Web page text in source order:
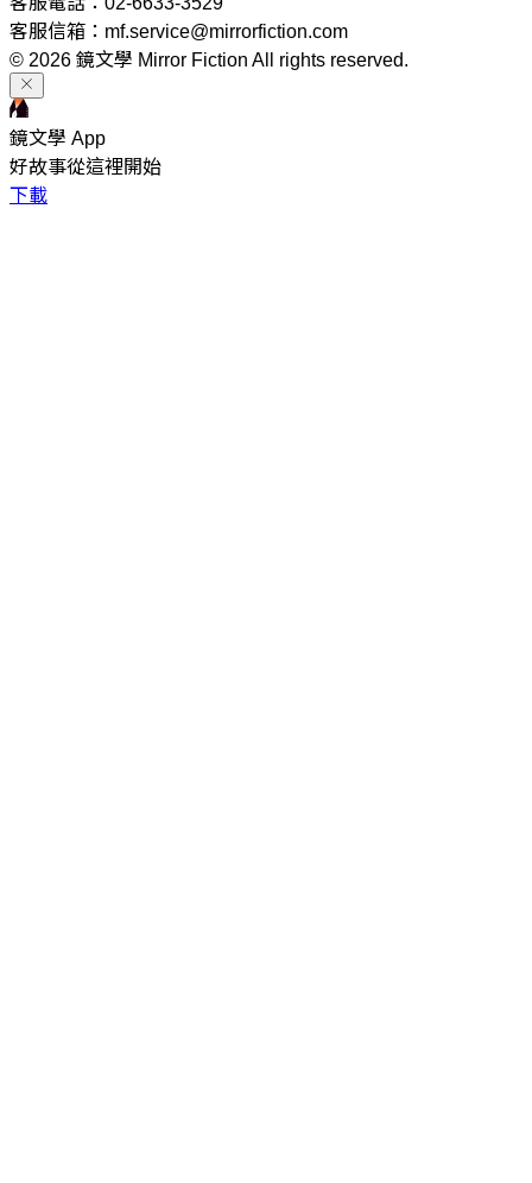
客服信箱：mf.service@mirrorfiction.com
© 2026 鏡文學 Mirror Fiction All rights reserved.
鏡文學 App
好故事從這裡開始
下載